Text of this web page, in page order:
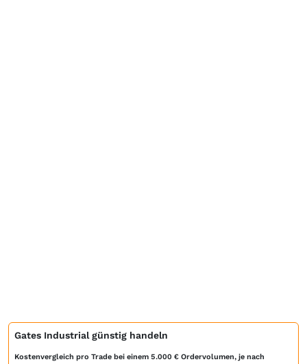
Gates Industrial günstig handeln
Kostenvergleich pro Trade bei einem 5.000 € Ordervolumen, je nach